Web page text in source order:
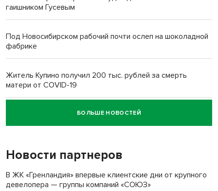
гаишником Гусевым
Под Новосибирском рабочий почти ослеп на шоколадной
фабрике
Житель Купино получил 200 тыс. рублей за смерть
матери от COVID-19
Новосибирский суд наказал водителя за смерть
пенсионерки на вокзале
«Мы живём на пастбище!»: в новосибирском селе лошади
терроризируют жителей
БОЛЬШЕ НОВОСТЕЙ
Новости партнеров
В ЖК «Гренландия» впервые клиентские дни от крупного
девелопера — группы компаний «СОЮЗ»